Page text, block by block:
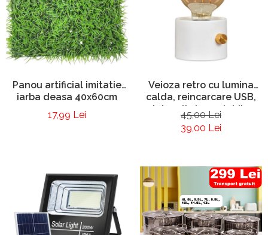
Panou artificial imitatie
iarba deasa 40x60cm
17,99 Lei
Veioza retro cu lumina
calda, reincarcare USB,
intensitate reglabila
45,00 Lei
39,00 Lei